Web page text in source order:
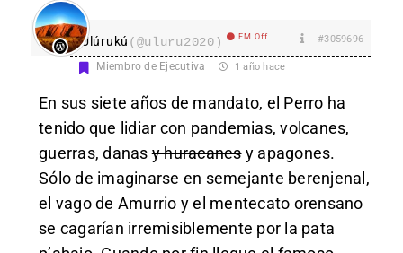
Ulúrukú (@uluru2020) EM Off #3059696
Miembro de Ejecutiva 1 año hace
En sus siete años de mandato, el Perro ha
tenido que lidiar con pandemias, volcanes,
guerras, danasy huracanesy apagones.
Sólo de imaginarse en semejante berenjenal,
el vago de Amurrio y el mentecato orensano
se cagarían irremisiblemente por la pata